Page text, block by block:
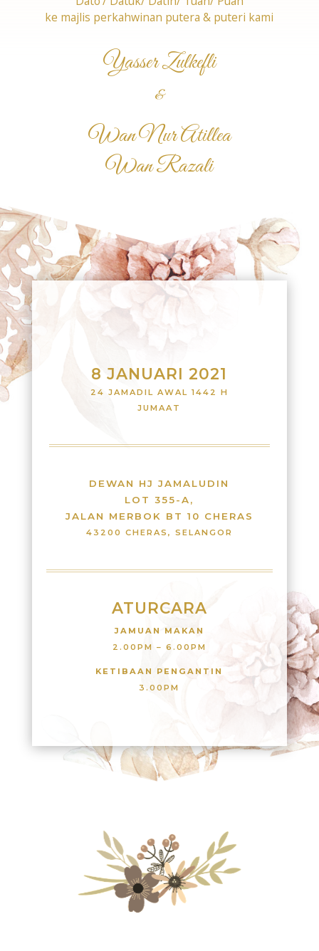
ke majlis perkahwinan putera & puteri kami
Yasser Zulkefli
&
Wan Nur Atillea
Wan Razali
8 JANUARI 2021
24 JAMADIL AWAL 1442 H
JUMAAT
DEWAN HJ JAMALUDIN
LOT 355-A,
JALAN MERBOK BT 10 CHERAS
43200 CHERAS, SELANGOR
ATURCARA
JAMUAN MAKAN
2.00PM – 6.00PM
KETIBAAN PENGANTIN
3.00PM